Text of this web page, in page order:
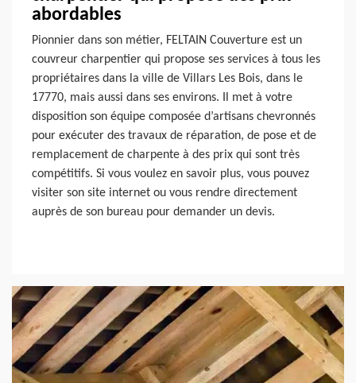
abordables
Pionnier dans son métier, FELTAIN Couverture est un
couvreur charpentier qui propose ses services à tous les
propriétaires dans la ville de Villars Les Bois, dans le
17770, mais aussi dans ses environs. Il met à votre
disposition son équipe composée d’artisans chevronnés
pour exécuter des travaux de réparation, de pose et de
remplacement de charpente à des prix qui sont très
compétitifs. Si vous voulez en savoir plus, vous pouvez
visiter son site internet ou vous rendre directement
auprès de son bureau pour demander un devis.